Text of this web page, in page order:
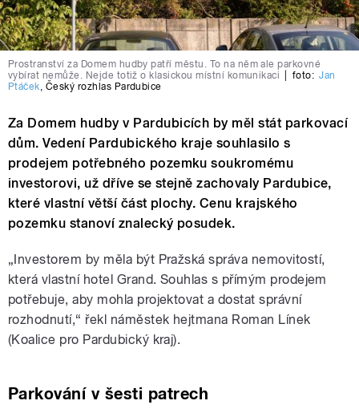
Prostranství za Domem hudby patří městu. To na něm ale parkovné
vybírat nemůže. Nejde totiž o klasickou místní komunikaci
foto: Jan
Ptáček, Český rozhlas Pardubice
Za Domem hudby v Pardubicích by měl stát parkovací
dům. Vedení Pardubického kraje souhlasilo s
prodejem potřebného pozemku soukromému
investorovi, už dříve se stejně zachovaly Pardubice,
které vlastní větší část plochy. Cenu krajského
pozemku stanoví znalecký posudek.
„Investorem by měla být Pražská správa nemovitostí,
která vlastní hotel Grand. Souhlas s přímým prodejem
potřebuje, aby mohla projektovat a dostat správní
rozhodnutí,“ řekl náměstek hejtmana Roman Línek
(Koalice pro Pardubický kraj).
Parkování v šesti patrech